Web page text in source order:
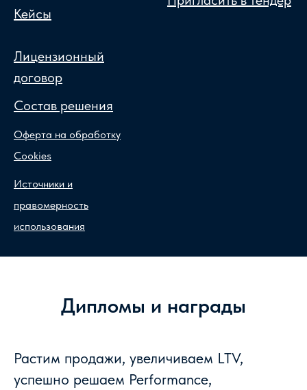
Кейсы
Лицензионный
договор
Состав решения
Оферта на обработку
Cookies
Источники и
правомерность
использования
Дипломы и награды
Растим продажи, увеличиваем LTV,
успешно решаем Performance,